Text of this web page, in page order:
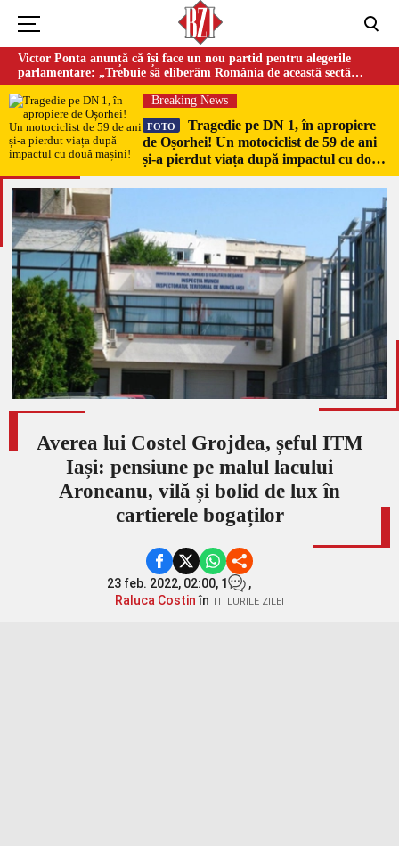
Victor Ponta anunță că își face un nou partid pentru alegerile
parlamentare: „Trebuie să eliberăm România de această sectă
globalistă”
Breaking News
FOTO
Tragedie pe DN 1, în apropiere
de Oșorhei! Un motociclist de 59 de ani
și-a pierdut viața după impactul cu două
mașini!
Averea lui Costel Grojdea, șeful ITM
Iași: pensiune pe malul lacului
Aroneanu, vilă și bolid de lux în
cartierele bogaților
23 feb. 2022, 02:00, 1
,
Raluca Costinîn TITLURILE ZILEI